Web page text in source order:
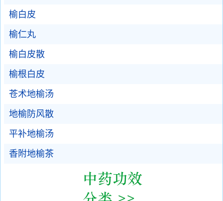
榆白皮
榆仁丸
榆白皮散
榆根白皮
苍术地榆汤
地榆防风散
平补地榆汤
香附地榆茶